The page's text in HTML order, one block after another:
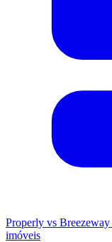
Properly vs Breezeway
imóveis